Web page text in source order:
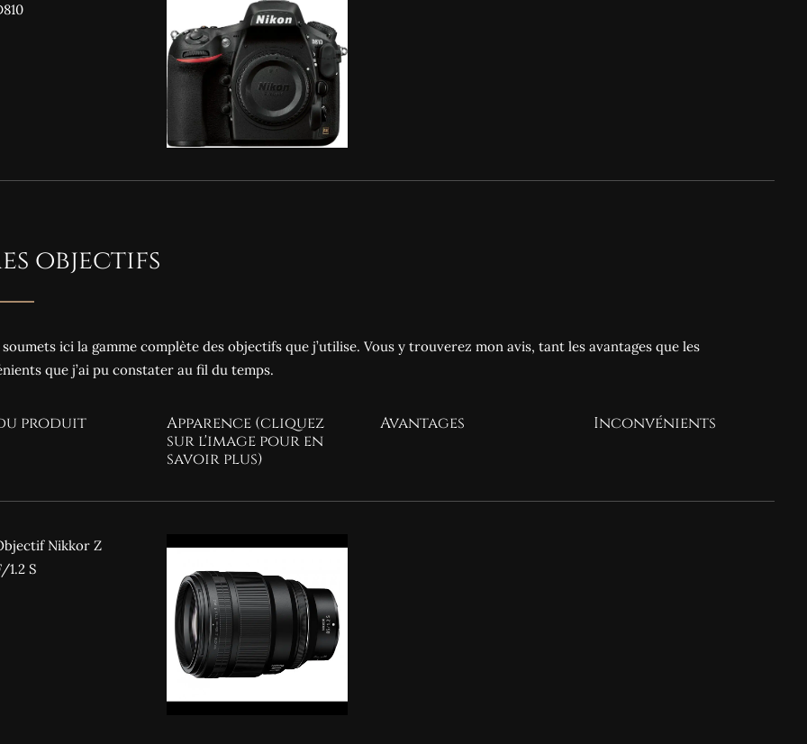
objectifs
soumets ici la gamme complète des objectifs que j’utilise. Vous y trouverez mon avis, tant les avantages que les
que j’ai pu constater au fil du temps.
produit
Apparence (cliquez
sur l'image pour en
savoir plus)
Avantages Inconvénients
Nikkor Z
1.2 S